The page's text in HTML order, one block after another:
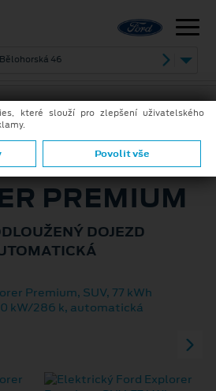
Bělohorská 46
FORD
PREMIUM
DOJEZD
které slouží pro zlepšení uživatelského
Povolit vše